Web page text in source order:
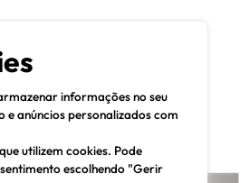
informações no seu
anúncios personalizados com
utilizem cookies. Pode
escolhendo "Gerir